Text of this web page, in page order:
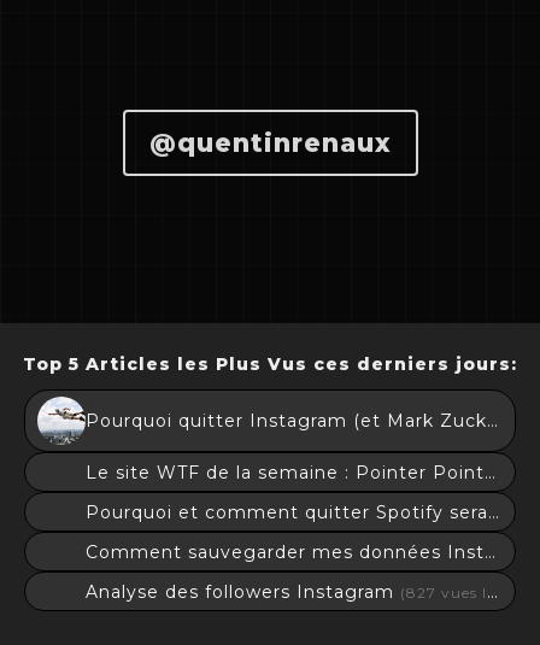
@quentinrenaux
Top 5 Articles les Plus Vus ces derniers jours:
Pourquoi quitter Instagram (et Mark Zuckerberg, accessoirement) et les alternatives éthiques en 2025?
Le site WTF de la semaine : Pointer Pointer ! Mais c’est quoi?
Pourquoi et comment quitter Spotify serait le cadeau à vous faire pour 2026 !
Comment sauvegarder mes données Instagram et pourquoi ?
Analyse des followers Instagram (827 vues last days)